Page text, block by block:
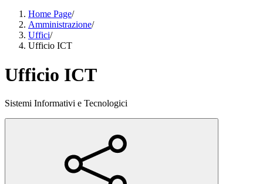
Home Page/
Amministrazione/
Uffici/
Ufficio ICT
Ufficio ICT
Sistemi Informativi e Tecnologici